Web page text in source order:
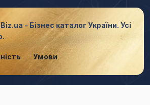
- Бізнес каталог України. Усі
Умови